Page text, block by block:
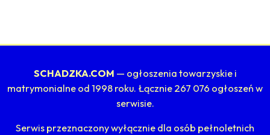
SCHADZKA.COM — ogłoszenia towarzyskie i
matrymonialne od 1998 roku. Łącznie 267 076 ogłoszeń w
serwisie.
Serwis przeznaczony wyłącznie dla osób pełnoletnich